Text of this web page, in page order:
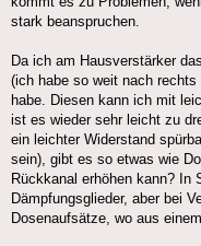
stark beanspruchen.
Da ich am Hausverstärker
(ich habe so weit nach
habe. Diesen kann ich mit
ist es wieder sehr leicht zu
ein leichter Widerstand
sein), gibt es so etwas wie
Rückkanal erhöhen kann? In
Dämpfungsglieder, aber bei
Dosenaufsätze, wo aus